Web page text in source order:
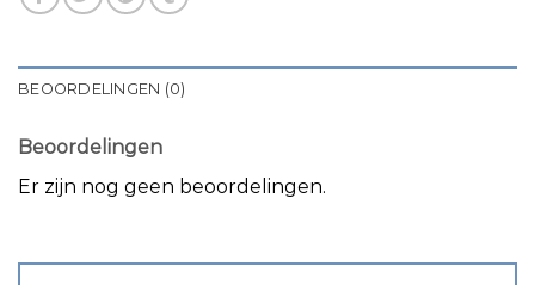
BEOORDELINGEN (0)
Beoordelingen
Er zijn nog geen beoordelingen.